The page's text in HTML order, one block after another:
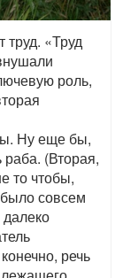
«Труд
роль,
Ну еще бы,
(Вторая,
то чтобы,
совсем
речь